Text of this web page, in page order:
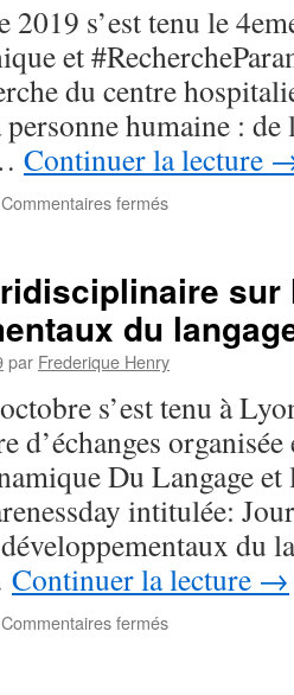
2019 s’est tenu le
et
du centre
humaine : de
Continuer la lecture
Commentaires ferméssur
recherche
clinique
et
paramédicale
sur
du
par Frederique Henry
s’est tenu à
organisée
Du Langage
intitulée:
du
Continuer la lecture →
Commentaires ferméssur